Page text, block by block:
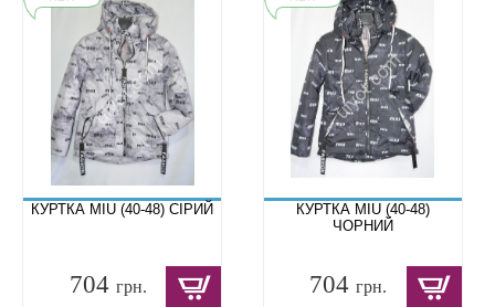
КУРТКА MIU (40-48) СІРИЙ
704 грн.
КУРТКА MIU (40-48)
ЧОРНИЙ
704грн.